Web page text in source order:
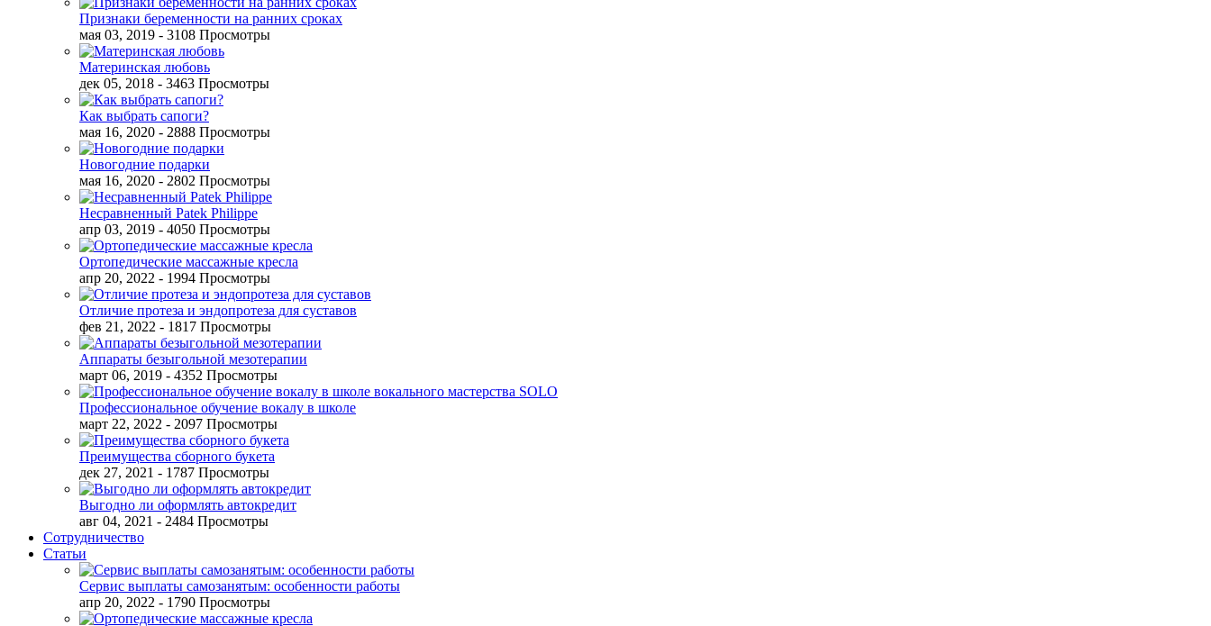
Признаки беременности на ранних сроках
мая 03, 2019 - 3108 Просмотры
Материнская любовь
дек 05, 2018 - 3463 Просмотры
Как выбрать сапоги?
мая 16, 2020 - 2888 Просмотры
Новогодние подарки
мая 16, 2020 - 2802 Просмотры
Несравненный Patek Philippe
апр 03, 2019 - 4050 Просмотры
Ортопедические массажные кресла
апр 20, 2022 - 1994 Просмотры
Отличие протеза и эндопротеза для суставов
фев 21, 2022 - 1817 Просмотры
Аппараты безыгольной мезотерапии
март 06, 2019 - 4352 Просмотры
Профессиональное обучение вокалу в школе
март 22, 2022 - 2097 Просмотры
Преимущества сборного букета
дек 27, 2021 - 1787 Просмотры
Выгодно ли оформлять автокредит
авг 04, 2021 - 2484 Просмотры
Сотрудничество
Статьи
Сервис выплаты самозанятым: особенности работы
апр 20, 2022 - 1790 Просмотры